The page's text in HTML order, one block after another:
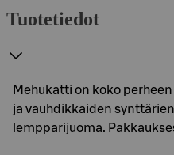
Tuotetiedot
Mehukatti on koko
ja vauhdikkaiden
lempparijuoma.